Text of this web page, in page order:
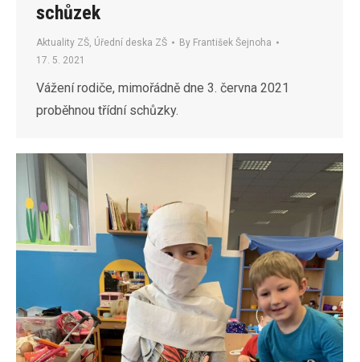
schůzek
Aktuality ZŠ Úřední deska ZŠ By František Šejnoha
17. 5. 2021
Vážení rodiče, mimořádně dne 3. června 2021
proběhnou třídní schůzky.